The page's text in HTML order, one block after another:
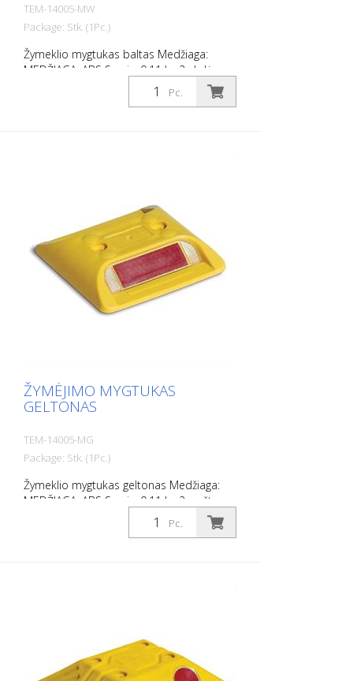
TEM-14005-MW
Package: Stk. (1Pc.)
Žymeklio mygtukas baltas Medžiaga:
MEDŽIAGA: ABS Svoris: 0,11 kg 2 skylės
varžtams Be tvirtinimo medžiagos
Lengvam automobilių stovėjimo aikštelių
Pc.
ŽYMĖJIMO MYGTUKAS
GELTONAS
TEM-14005-MG
Package: Stk. (1Pc.)
Žymeklio mygtukas geltonas Medžiaga:
MEDŽIAGA: ABS Svoris: 0,11 kg 2 varžtų
skylės Be tvirtinimo medžiagos Lengvam
automobilių stovėjimo aikštelių ar
Pc.